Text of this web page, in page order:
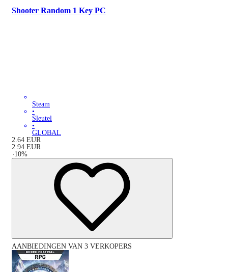
Shooter Random 1 Key PC
Steam
•
Sleutel
•
GLOBAL
2.64 EUR
2.94 EUR
-10%
AANBIEDINGEN VAN 3 VERKOPERS